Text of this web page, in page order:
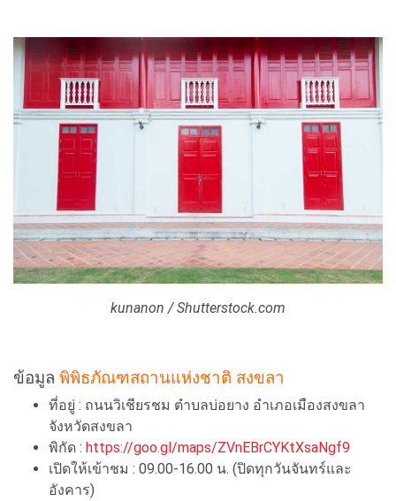
kunanon / Shutterstock.com
ข้อมูล พิพิธภัณฑสถานแห่งชาติ สงขลา
ที่อยู่ : ถนนวิเชียรชม ตำบลบ่อยาง อำเภอเมืองสงขลา
จังหวัดสงขลา
พิกัด : https://goo.gl/maps/ZVnEBrCYKtXsaNgf9
เปิดให้เข้าชม : 09.00-16.00 น. (ปิดทุกวันจันทร์และ
อังคาร)